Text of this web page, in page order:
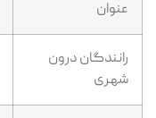
عنوان
رانندگان درون
شهری